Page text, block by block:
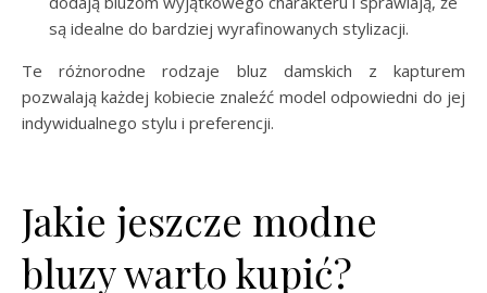
są idealne do bardziej wyrafinowanych stylizacji.
Te różnorodne rodzaje bluz damskich z kapturem
pozwalają każdej kobiecie znaleźć model odpowiedni do jej
indywidualnego stylu i preferencji.
Jakie jeszcze modne
bluzy warto kupić?